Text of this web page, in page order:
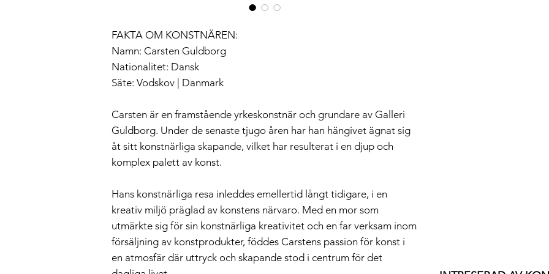
FAKTA OM KONSTNÄREN:
Namn: Carsten Guldborg
Nationalitet: Dansk
Säte: Vodskov | Danmark
Carsten är en framstående yrkeskonstnär och grundare av Galleri
Guldborg. Under de senaste tjugo åren har han hängivet ägnat sig
åt sitt konstnärliga skapande, vilket har resulterat i en djup och
komplex palett av konst.
Hans konstnärliga resa inleddes emellertid långt tidigare, i en
kreativ miljö präglad av konstens närvaro. Med en mor som
utmärkte sig för sin konstnärliga kreativitet och en far verksam inom
försäljning av konstprodukter, föddes Carstens passion för konst i
en atmosfär där uttryck och skapande stod i centrum för det